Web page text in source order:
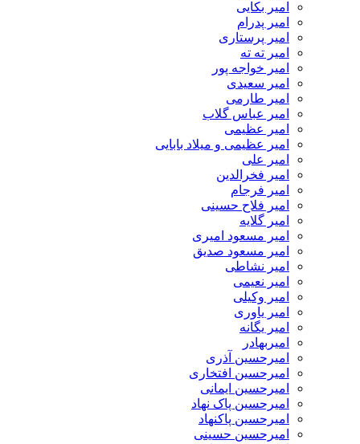
امیر بکایی
امیر پدرام
امیر پرستاری
امیر ته ته
امیر خواجه پور
امیر سعیدی
امیر طارمی
امیر عباس گلاب
امیر عظیمی
امیر عظیمی و میلاد بابایی
امیر علی
امیر فخرالدین
امیر فرجام
امیر فلاح حسینی
امیر گلایه
امیر مسعود امیری
امیر مسعود صدیق
امیر نشاطی
امیر نعیمی
امیر وکیلی
امیر یاوری
امیر یگانه
امیربهادر
امیرحسین آذری
امیرحسین افتخاری
امیرحسین ایمانی
امیرحسین پاک نهاد
امیرحسین پاکنهاد
امیرحسین حسینی